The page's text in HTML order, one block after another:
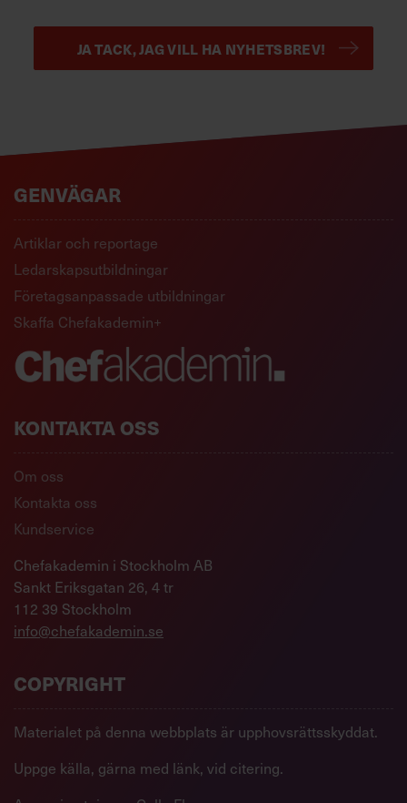
JA TACK, JAG VILL HA NYHETSBREV!
GENVÄGAR
Artiklar och reportage
Ledarskapsutbildningar
Företagsanpassade utbildningar
Skaffa Chefakademin+
KONTAKTA OSS
Om oss
Kontakta oss
Kundservice
Chefakademin i Stockholm AB
Sankt Eriksgatan 26, 4 tr
112 39 Stockholm
info@chefakademin.se
COPYRIGHT
Materialet på denna webbplats är upphovsrättsskyddat.
Uppge källa, gärna med länk, vid citering.